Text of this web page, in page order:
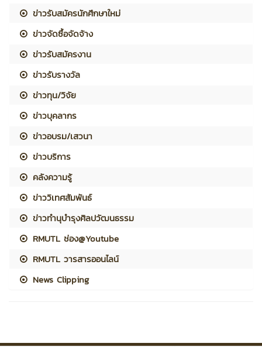
ข่าวรับสมัครนักศึกษาใหม่
ข่าวจัดซื้อจัดจ้าง
ข่าวรับสมัครงาน
ข่าวรับรางวัล
ข่าวทุน/วิจัย
ข่าวบุคลากร
ข่าวอบรม/เสวนา
ข่าวบริการ
คลังความรู้
ข่าววิเทศสัมพันธ์
ข่าวทำนุบำรุงศิลปวัฒนธรรม
RMUTL ช่อง@Youtube
RMUTL วารสารออนไลน์
News Clipping